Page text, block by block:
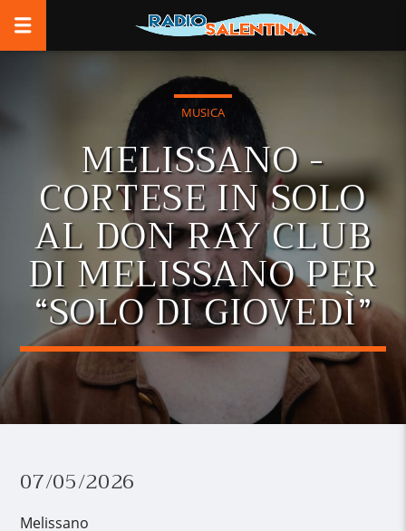
MUSICA
MELISSANO -
CORTESE IN SOLO
AL DON RAY CLUB
DI MELISSANO PER
“SOLO DI GIOVEDÌ”
07/05/2026
Melissano